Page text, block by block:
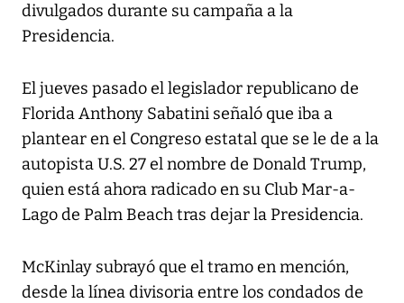
divulgados durante su campaña a la
Presidencia.
El jueves pasado el legislador republicano de
Florida Anthony Sabatini señaló que iba a
plantear en el Congreso estatal que se le de a la
autopista U.S. 27 el nombre de Donald Trump,
quien está ahora radicado en su Club Mar-a-
Lago de Palm Beach tras dejar la Presidencia.
McKinlay subrayó que el tramo en mención,
desde la línea divisoria entre los condados de